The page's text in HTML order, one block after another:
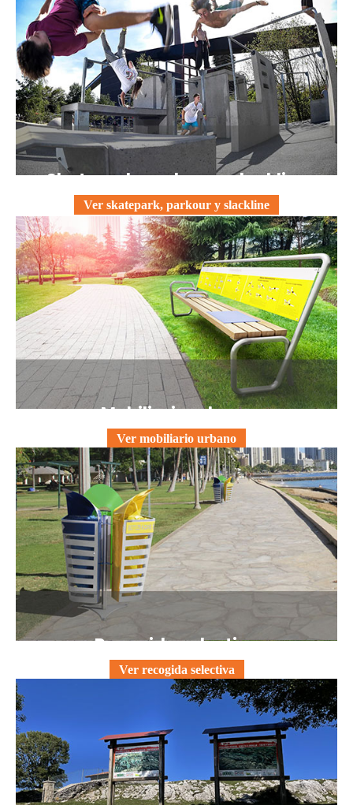
Skatepark, parkour y slackline
Ver skatepark, parkour y slackline
Mobiliario urbano
Ver mobiliario urbano
Recogida selectiva
Ver recogida selectiva